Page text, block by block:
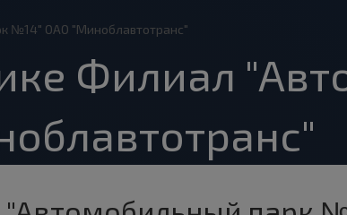
№14" ОАО "Миноблавтотранс"
Филиал